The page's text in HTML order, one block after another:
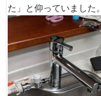
た」と仰っていました。